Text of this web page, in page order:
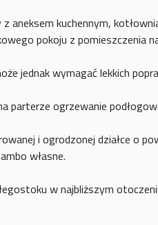
aneksem kuchennym,
pokoju z pomieszczenia
jednak wymagać lekkich
parterze ogrzewanie
i ogrodzonej działce o
własne.
w najbliższym